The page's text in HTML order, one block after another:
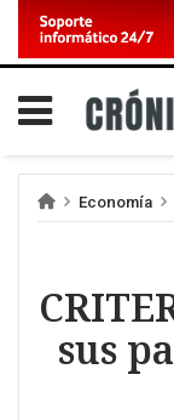
Economía
sus